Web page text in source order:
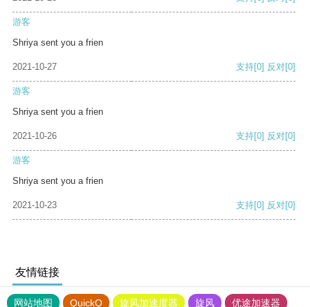
游客
Shriya sent you a frien
2021-10-27 支持[0] 反对[0]
游客
Shriya sent you a frien
2021-10-26 支持[0] 反对[0]
游客
Shriya sent you a frien
2021-10-23 支持[0] 反对[0]
友情链接
网站地图 QuickQ 旋风加速度器 旋风 优途加速器